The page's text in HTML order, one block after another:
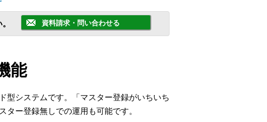
資料請求・問い合わせる
能
型システムです。「マスター登録がいちいち
ー登録無しでの運用も可能です。